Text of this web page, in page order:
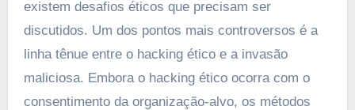
existem desafios éticos que precisam ser
discutidos. Um dos pontos mais controversos é a
linha tênue entre o hacking ético e a invasão
maliciosa. Embora o hacking ético ocorra com o
consentimento da organização-alvo, os métodos